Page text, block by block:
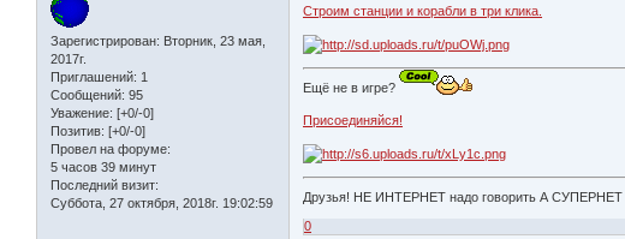
Зарегистрирован: Вторник, 23 мая,
2017г.
Приглашений: 1
Сообщений: 95
Уважение: [+0/-0]
Позитив: [+0/-0]
Провел на форуме:
5 часов 39 минут
Последний визит:
Суббота, 27 октября, 2018г. 19:02:59
Строим станции и корабли в три клика.
Ещё не в игре?
Присоединяйся!
Друзья! НЕ ИНТЕРНЕТ надо говорить А СУПЕРНЕТ
0